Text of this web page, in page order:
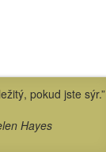
pokud jste sýr.”
Hayes